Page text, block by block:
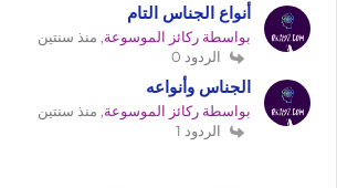
أنواع الجناس التام
بواسطة ركائز الموسوعة, منذ سنتين
الردود 0
الجناس وأنواعه
بواسطة ركائز الموسوعة, منذ سنتين
الردود 1